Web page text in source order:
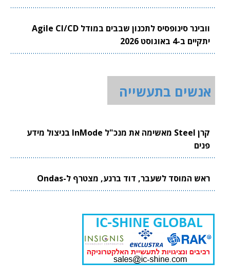
וובינר סינופסיס לתכנון שבבים במודל Agile CI/CD
יתקיים ב-4 באוגוסט 2026
אנשים בתעשייה
קרן Steel מאשימה את מנכ"ל InMode בניצול מידע
פנים
ראש המוסד לשעבר, דוד ברנע, מצטרף ל-Ondas